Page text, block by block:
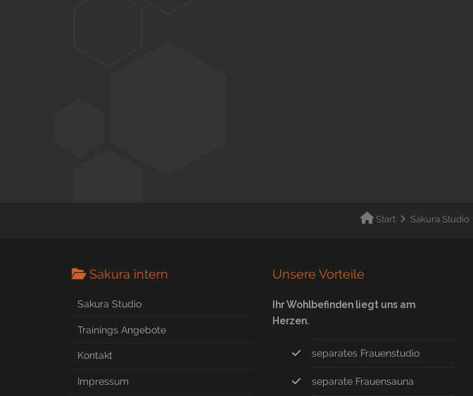
Start Sakura Studio
Sakura intern
Sakura Studio
Trainings Angebote
Kontakt
Impressum
Unsere Vorteile
Ihr Wohlbefinden liegt uns am
Herzen.
separates Frauenstudio
separate Frauensauna